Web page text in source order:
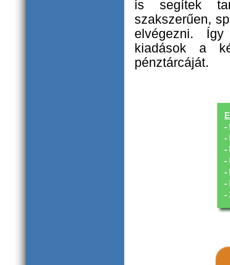
is segítek
szakszerűen,
elvégezni.
kiadások a
pénztárcáját.
-
-
-
-
-
-
-